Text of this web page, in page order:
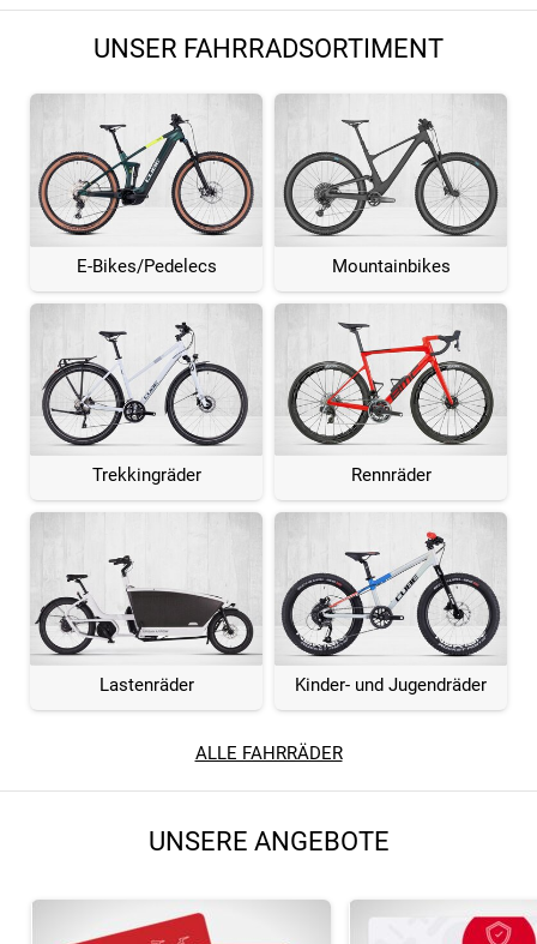
UNSER FAHRRADSORTIMENT
E-Bikes/Pedelecs Mountainbikes
Trekkingräder Rennräder
Lastenräder Kinder- und Jugendräder
ALLE FAHRRÄDER
UNSERE ANGEBOTE